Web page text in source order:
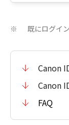
※ 既にログイ
Canon
Canon
FAQ